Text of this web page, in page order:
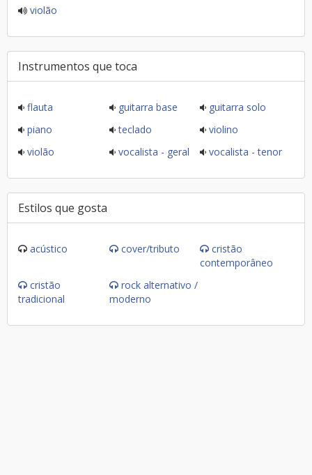
violão
Instrumentos que toca
flauta guitarra base
guitarra solo
piano
teclado
violino
violão
vocalista - geral vocalista - tenor
Estilos que gosta
acústico cover/tributo
cristão
contemporâneo
cristão
tradicional
rock alternativo /
moderno